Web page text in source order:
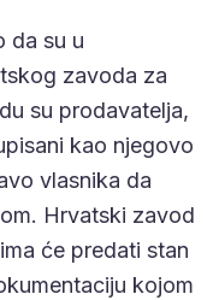
da su u
zavoda za
su prodavatelja,
kao njegovo
vlasnika da
Hrvatski zavod
će predati stan
kojom